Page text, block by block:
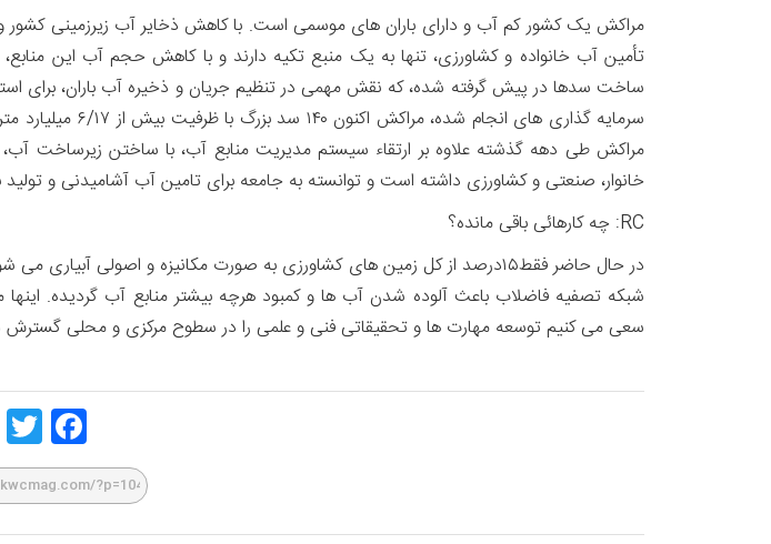
مراکش یک کشور کم آب و دارای باران های موسمی است. با کاهش ذخایر آب زیرزمینی کشور
تأمین آب خانواده و کشاورزی، تنها به یک منبع تکیه دارند و با کاهش حجم آب این
ساخت سدها در پیش گرفته شده، که نقش مهمی در تنظیم جریان و ذخیره آب باران، برای
سرمایه گذاری
مراکش طی دهه گذشته علاوه بر ارتقاء سیستم مدیریت منابع آب، با ساختن زیرساخت آب،
خانوار، صنعتی و کشاورزی داشته است و توانسته به جامعه برای تامین آب آشامیدنی و
RC: چه کارهائی باقی مانده؟
در حال حاضر فقط۱۵درصد از کل زمین های کشاورزی به صورت مکانیزه و اصولی
شبکه تصفیه فاضلاب باعث آلوده شدن آب ها و کمبود هرچه بیشتر منابع آب گردیده.
سعی می کنیم توسعه مهارت ها و تحقیقاتی فنی و علمی را در سطوح مرکزی و محلی گسترش
Face